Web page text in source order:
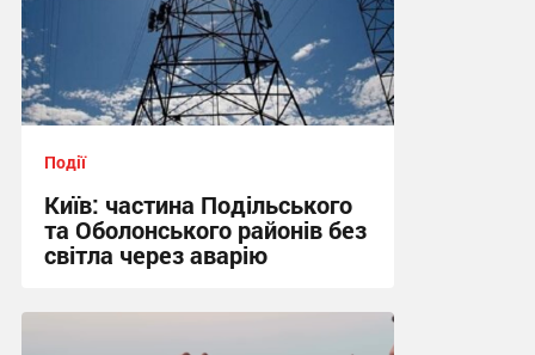
Події
Київ: частина Подільського
та Оболонського районів без
світла через аварію